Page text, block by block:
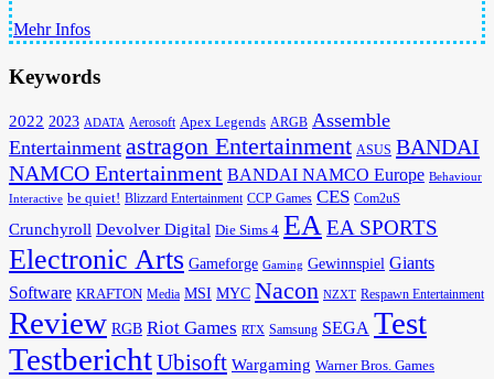
Mehr Infos
Keywords
2022 2023 ADATA Aerosoft Apex Legends ARGB Assemble
Entertainment astragon Entertainment ASUS BANDAI
NAMCO Entertainment BANDAI NAMCO Europe Behaviour
Interactive be quiet! Blizzard Entertainment CCP Games CES Com2uS
Crunchyroll Devolver Digital Die Sims 4 EAEA SPORTS
Electronic Arts Gameforge Gaming Gewinnspiel Giants
Software KRAFTON Media MSI MYC Nacon NZXT Respawn Entertainment
Review RGB Riot Games RTX Samsung SEGA Test
TestberichtUbisoft Wargaming Warner Bros. Games